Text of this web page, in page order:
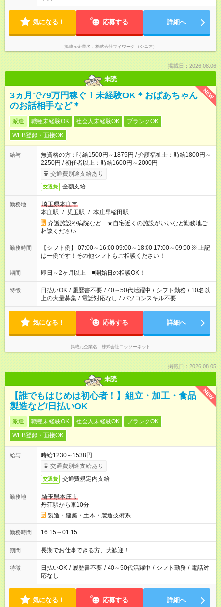
気になる！ 応募する 詳細へ
掲載元企業名 株式会社マイワーク（シニア）
掲載日：2026.08.06
未読
NEW
3ヵ月で79万円稼ぐ！未経験OK＊おばあちゃん
のお話相手など＊
派遣 職種未経験OK 社会人未経験OK
ブランクOK
WEB登録・面接OK
給与
無資格の方：時給1500円～1875円 / 介護福祉士：時給1800円～
2250円 / 初任者以上：時給1600円～2000円
交通費別途支給あり
交通費 全額支給
勤務地
埼玉県本庄市
本庄駅 / 児玉駅 / 本庄早稲田駅
介護施設や病院など ★自宅近くの施設がいいなど勤務地ご
相談ください
勤務時間
【シフト例】 07:00～16:00 09:00～18:00 17:00～09:00 ※ 上記
は一例です！その他シフトもご相談ください！
期間 即日～2ヶ月以上 ■開始日の相談OK！
特徴 日払いOK / 履歴書不要 / 40～50代活躍中 / シフト勤務 / 10名以
上の大量募集 / 電話対応なし / パソコンスキル不要
気になる！ 応募する 詳細へ
掲載元企業名 株式会社ニッソーネット
掲載日：2026.08.05
未読
NEW
【誰でもはじめは初心者！】組立・加工・食品
製造など/日払いOK
派遣 職種未経験OK 社会人未経験OK
ブランクOK
WEB登録・面接OK
給与
時給1230～1538円
交通費別途支給あり
交通費 交通費規定内支給
勤務地
埼玉県本庄市
丹荘駅から車10分
製造・建築・土木・製造技術系
勤務時間 16:15～01:15
期間 長期でお仕事できる方、大歓迎！
特徴 日払いOK / 履歴書不要 / 40～50代活躍中 / シフト勤務 / 電話対
応なし
気になる！ 応募する 詳細へ